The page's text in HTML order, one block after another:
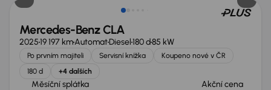
Mercedes-Benz CLA
202519 197 kmAutomatDiesel180 d85 kW
Po prvním majiteli Servisní knížka
Koupeno nové v ČR
180 d
+4 dalších
Měsíční splátka Akční cena